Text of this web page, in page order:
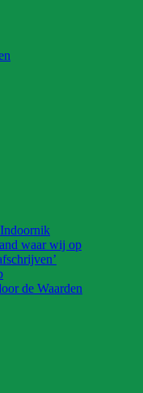
waar wij op
de Waarden